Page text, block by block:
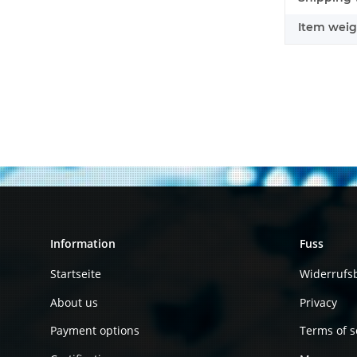
Item
Information
Startseite
About us
Payment options
Fuss
Privacy
Terms of